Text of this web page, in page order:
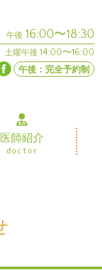
午後 16:00〜18:30
土曜午後 14:00〜16:00
午後：完全予約制
医師紹介
doctor